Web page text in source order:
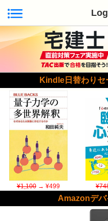
Kindle日替わり
¥1,100→ ¥499
Amazonデバ